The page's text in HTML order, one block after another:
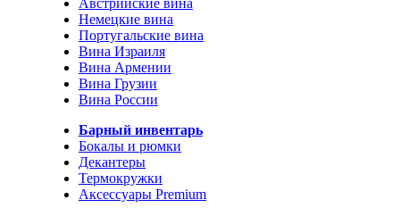
Австрийские вина
Немецкие вина
Португальские вина
Вина Израиля
Вина Армении
Вина Грузии
Вина России
Барный инвентарь
Бокалы и рюмки
Декантеры
Термокружки
Аксессуары Premium